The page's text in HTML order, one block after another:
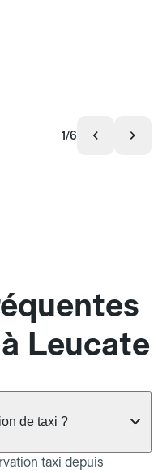
1/6
Leucate
de taxi ?
taxi depuis